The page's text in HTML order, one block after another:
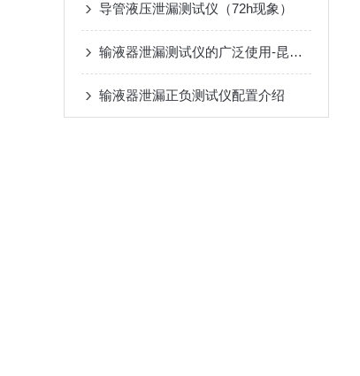
导管液压泄漏测试仪（72h现象）
输液器泄漏测试仪的广泛使用-昆山德立功电子讲
输液器泄漏正负测试仪配置介绍